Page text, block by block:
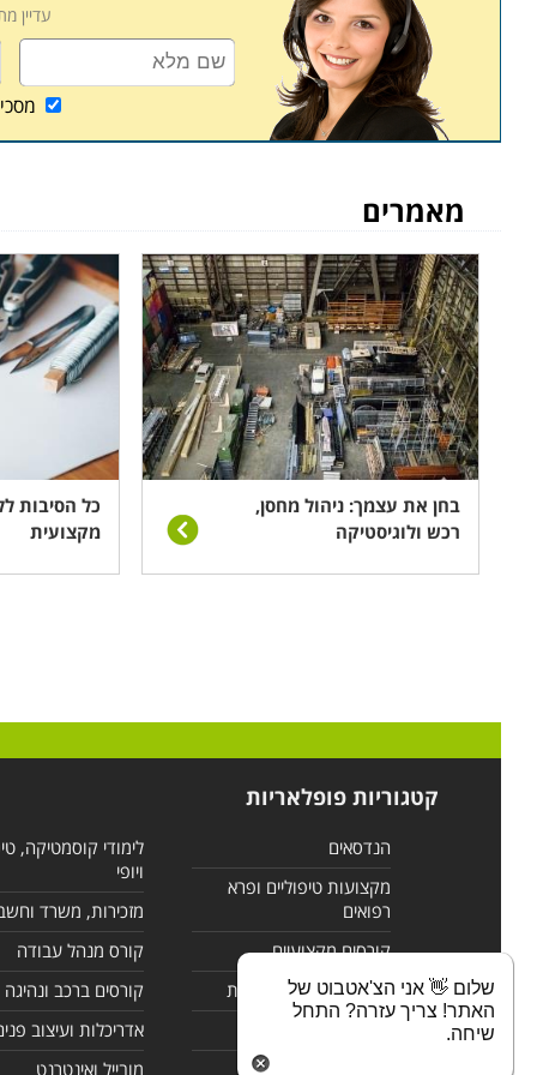
קורס ניהול מחסן ממוחשב נערך פעם או פעמיים
שיעורי השלמה במידה ופספסתם את אחד השיעורים
עדיין
מאמרים
בחן את עצמך: ניהול מחסן,
רכש ולוגיסטיקה
כל הסיבות
מקצועית
קטגוריות פופלאריות
הנדסאים
מקצועות טיפוליים ופרא
רפואים
קורסים מקצועיים
לימודי מחשבים ורשתות
לימודי קוסמטיקה,
ויופי
מזכירות, משרד
קורס מנהל עבודה
קורסים ברכב ונהיגה
אדריכלות ועיצוב
מובייל ואינטרנט
שלום 👋 אני הצ'אטבוט של
האתר! צריך עזרה? התחל
שיחה.